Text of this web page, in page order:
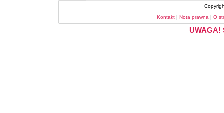
Kontakt | Nota prawna | O
UWAGA!